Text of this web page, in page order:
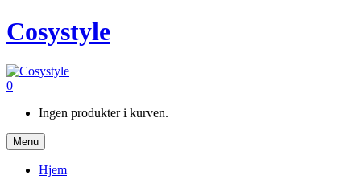
Cosystyle
0
Ingen produkter i kurven.
Menu
Hjem